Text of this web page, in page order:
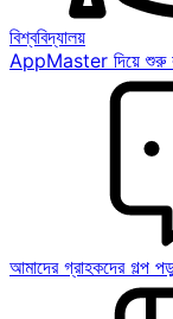
বিশ্ববিদ্যালয়
AppMaster দিয়ে শুরু
আমাদের গ্রাহকদের গল্প